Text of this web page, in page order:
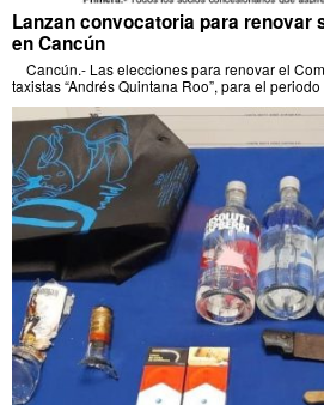
Lanzan convocatoria para renovar
en Cancún
Cancún.- Las elecciones para renovar el
taxistas “Andrés Quintana Roo”, para el